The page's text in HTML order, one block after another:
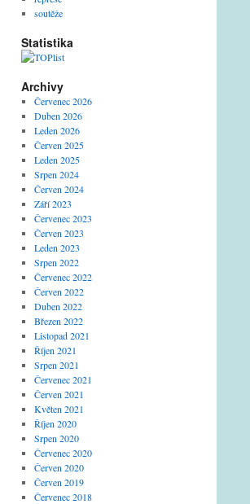
soutěže
Statistika
Archivy
Červenec 2026
Duben 2026
Leden 2026
Červen 2025
Leden 2025
Srpen 2024
Červen 2024
Září 2023
Červenec 2023
Červen 2023
Leden 2023
Srpen 2022
Červenec 2022
Červen 2022
Duben 2022
Březen 2022
Listopad 2021
Říjen 2021
Srpen 2021
Červenec 2021
Červen 2021
Květen 2021
Říjen 2020
Srpen 2020
Červenec 2020
Červen 2020
Červen 2019
Červenec 2018